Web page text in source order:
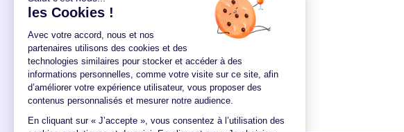
Taux 2009
Taux 2008
Taux 2007